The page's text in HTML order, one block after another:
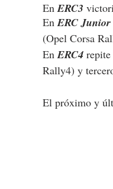
En ERC3
En ERC Junior
(Opel Corsa
En ERC4
Rally4) y
El próximo y